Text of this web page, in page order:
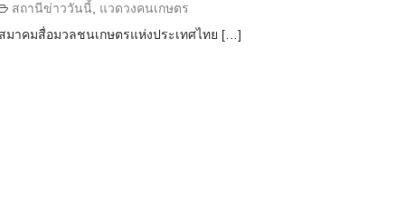
สถานีข่าววันนี้
แวดวงคนเกษตร
มาคมสื่อมวลชนเกษตรแห่งประเทศไทย […]